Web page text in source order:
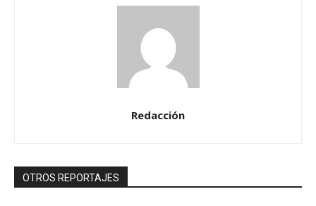
Redacción
OTROS REPORTAJES